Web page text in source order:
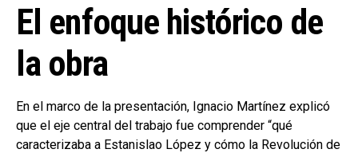
El enfoque histórico de
la obra
En el marco de la presentación, Ignacio Martínez explicó
que el eje central del trabajo fue comprender “qué
caracterizaba a Estanislao López y cómo la Revolución de